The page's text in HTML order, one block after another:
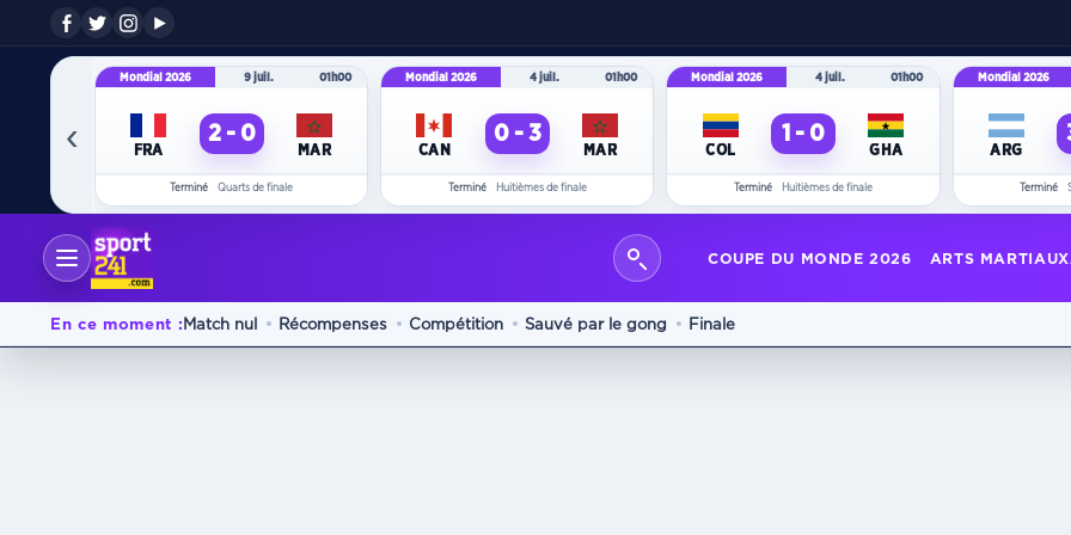
‹
Mondial 2026 9 juil. 01h00
FRA
2 - 0
MAR
Terminé Quarts de finale
Mondial 2026 4 juil. 01h00
CAN
0 - 3
MAR
Terminé Huitièmes de finale
Mondial 2026 4 juil. 01h00
COL
1 - 0
GHA
Terminé Huitièmes de finale
Mondial 2026
ARG
Terminé
COUPE DU MONDE 2026 ARTS MARTIAUX
En ce moment :Match nul Récompenses Compétition Sauvé par le gong Finale
RECHERCHE
Retrouvez ici les articles, brèves et pages correspondant à votre recherche.
Lancez une recherche